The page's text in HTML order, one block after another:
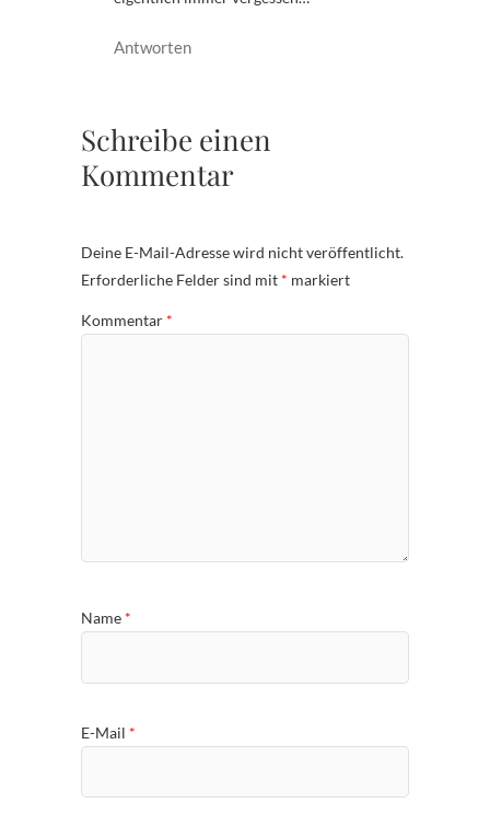
Antworten
Schreibe einen
Kommentar
Deine E-Mail-Adresse wird nicht veröffentlicht.
Erforderliche Felder sind mit * markiert
Kommentar *
Name *
E-Mail *